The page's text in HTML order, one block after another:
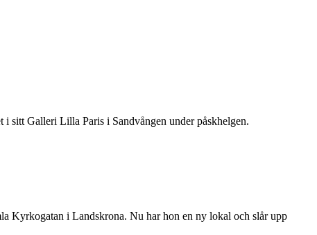
i sitt Galleri Lilla Paris i Sandvången under påskhelgen.
Kyrkogatan i Landskrona. Nu har hon en ny lokal och slår upp